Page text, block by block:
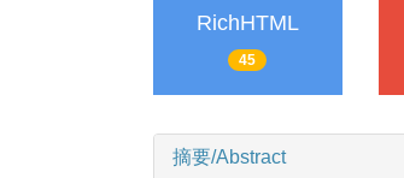
RichHTML
45
摘要/Abstract